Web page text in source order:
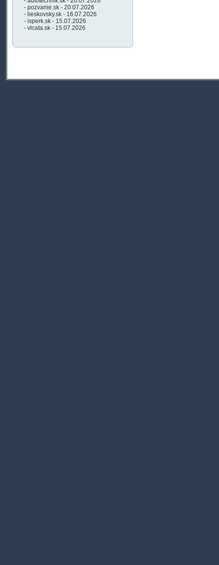
- pozvanie.sk - 20.07.2026
- lieskovsky.sk - 16.07.2026
- isperk.sk - 15.07.2026
- vlcata.sk - 15.07.2026